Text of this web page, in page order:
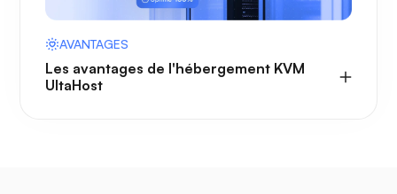
AVANTAGES
Les avantages de l'hébergement KVM
UltaHost